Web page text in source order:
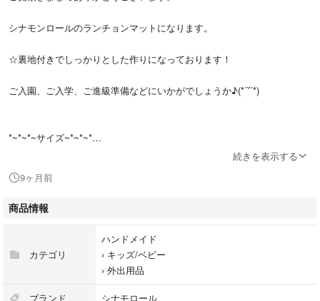
シナモンロールのランチョンマットになります。
☆裏地付きでしっかりとした作りになっております！
ご入園、ご入学、ご進級準備などにいかがでしょうか♪(*ˊ˘ˋ*)
*~*~*~サイズ~*~*~*
*~*~*~素材~*~*~*
表地 オックス生地
#happy28ランチョンマット
↑こちらで出品しているランチョンマットが見られます！
続きを表示する
9ヶ月前
商品情報
カテゴリ
ハンドメイド
› キッズ/ベビー
› 外出用品
ブランド シナモロール